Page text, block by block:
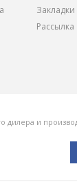
Закладки
Рассылка
и